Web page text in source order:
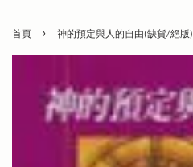
首頁 › 神的預定與人的自由(缺貨/絕版)